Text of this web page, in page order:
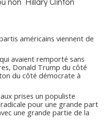
américains viennent de
avaient remporté sans
Donald Trump du côté
du côté démocrate à
prises un populiste
pour une grande part
une grande partie de la